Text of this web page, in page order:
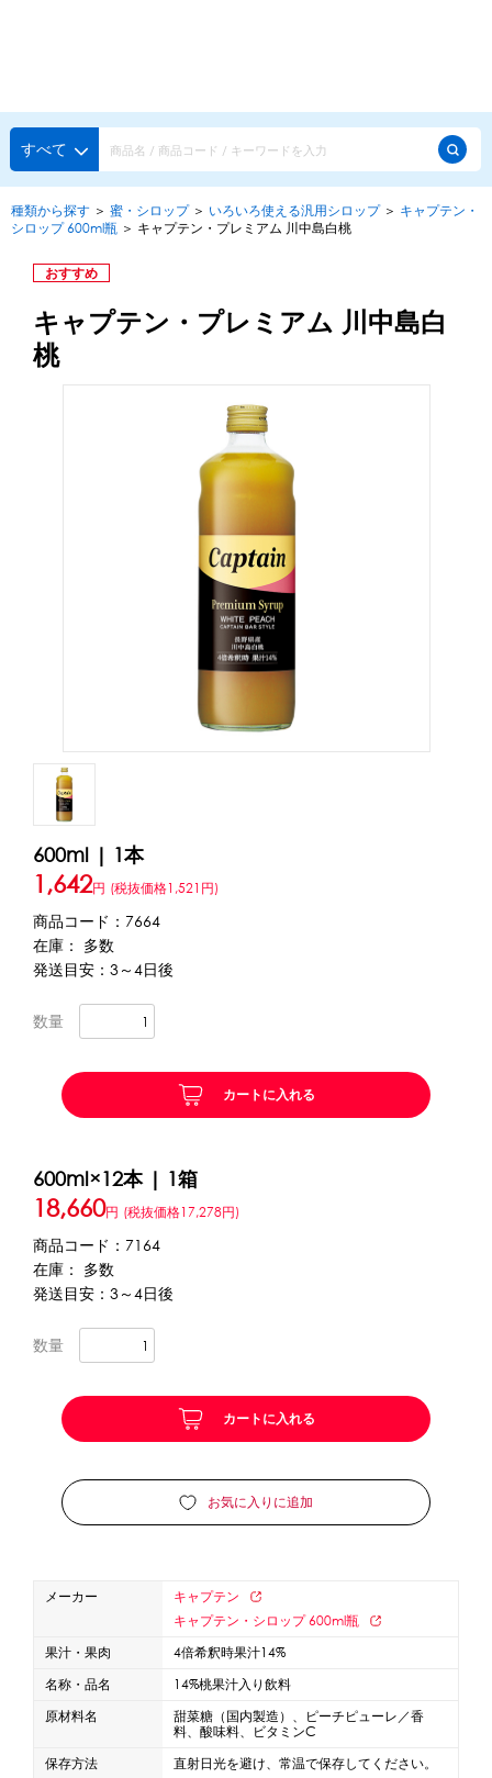
種類から探す
かき氷専用シロップ
スタンダードシロップ
蜜・シロップ
和風甘味シロップ
いろいろ使える汎用シロップ
ハーブシロップ
ガムシロップ
あずき・餡
白玉もち・わらび餅
ソース・クリーム・フィリング等
かき氷機
ブロックアイススライサー
カートリッジシェイバー
オプション
台湾かき氷
フレーバー氷（味つきの氷）
かき氷セット
かき氷イベントセット
紙カップ
スプーン
フローズンドリンク材料
ブレンダー・ミキサー
蜜かけシャワー・レードル
氷旗 のぼり 横幕 風船
その他のPRアイテム
台湾かき氷「Snow-kiss（スノーキッス）」
探す
用途で選ぶ
メーカー・ブランドで選ぶ
特定商取引に関する法律に基づく表記
プライバシーポリシー
利用規約
すべて
種類から探す ＞ 蜜・シロップ ＞ いろいろ使える汎用シロップ ＞ キャプテン・
シロップ 600ml瓶 ＞ キャプテン・プレミアム 川中島白桃
おすすめ
キャプテン・プレミアム 川中島白
桃
600ml | 1本
1,642円 (税抜価格1,521円)
商品コード：7664
在庫： 多数
発送目安：3～4日後
数量
カートに入れる
600ml×12本 | 1箱
18,660円 (税抜価格17,278円)
商品コード：7164
在庫： 多数
発送目安：3～4日後
数量
カートに入れる
お気に入りに追加
メーカー
キャプテン
キャプテン・シロップ 600ml瓶
果汁・果肉
4倍希釈時果汁14%
名称・品名
14%桃果汁入り飲料
原材料名
甜菜糖（国内製造）、ピーチピューレ／香
料、酸味料、ビタミンC
保存方法
直射日光を避け、常温で保存してください。